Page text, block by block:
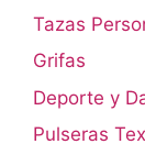
Tazas
Grifas
Deporte y
Pulseras